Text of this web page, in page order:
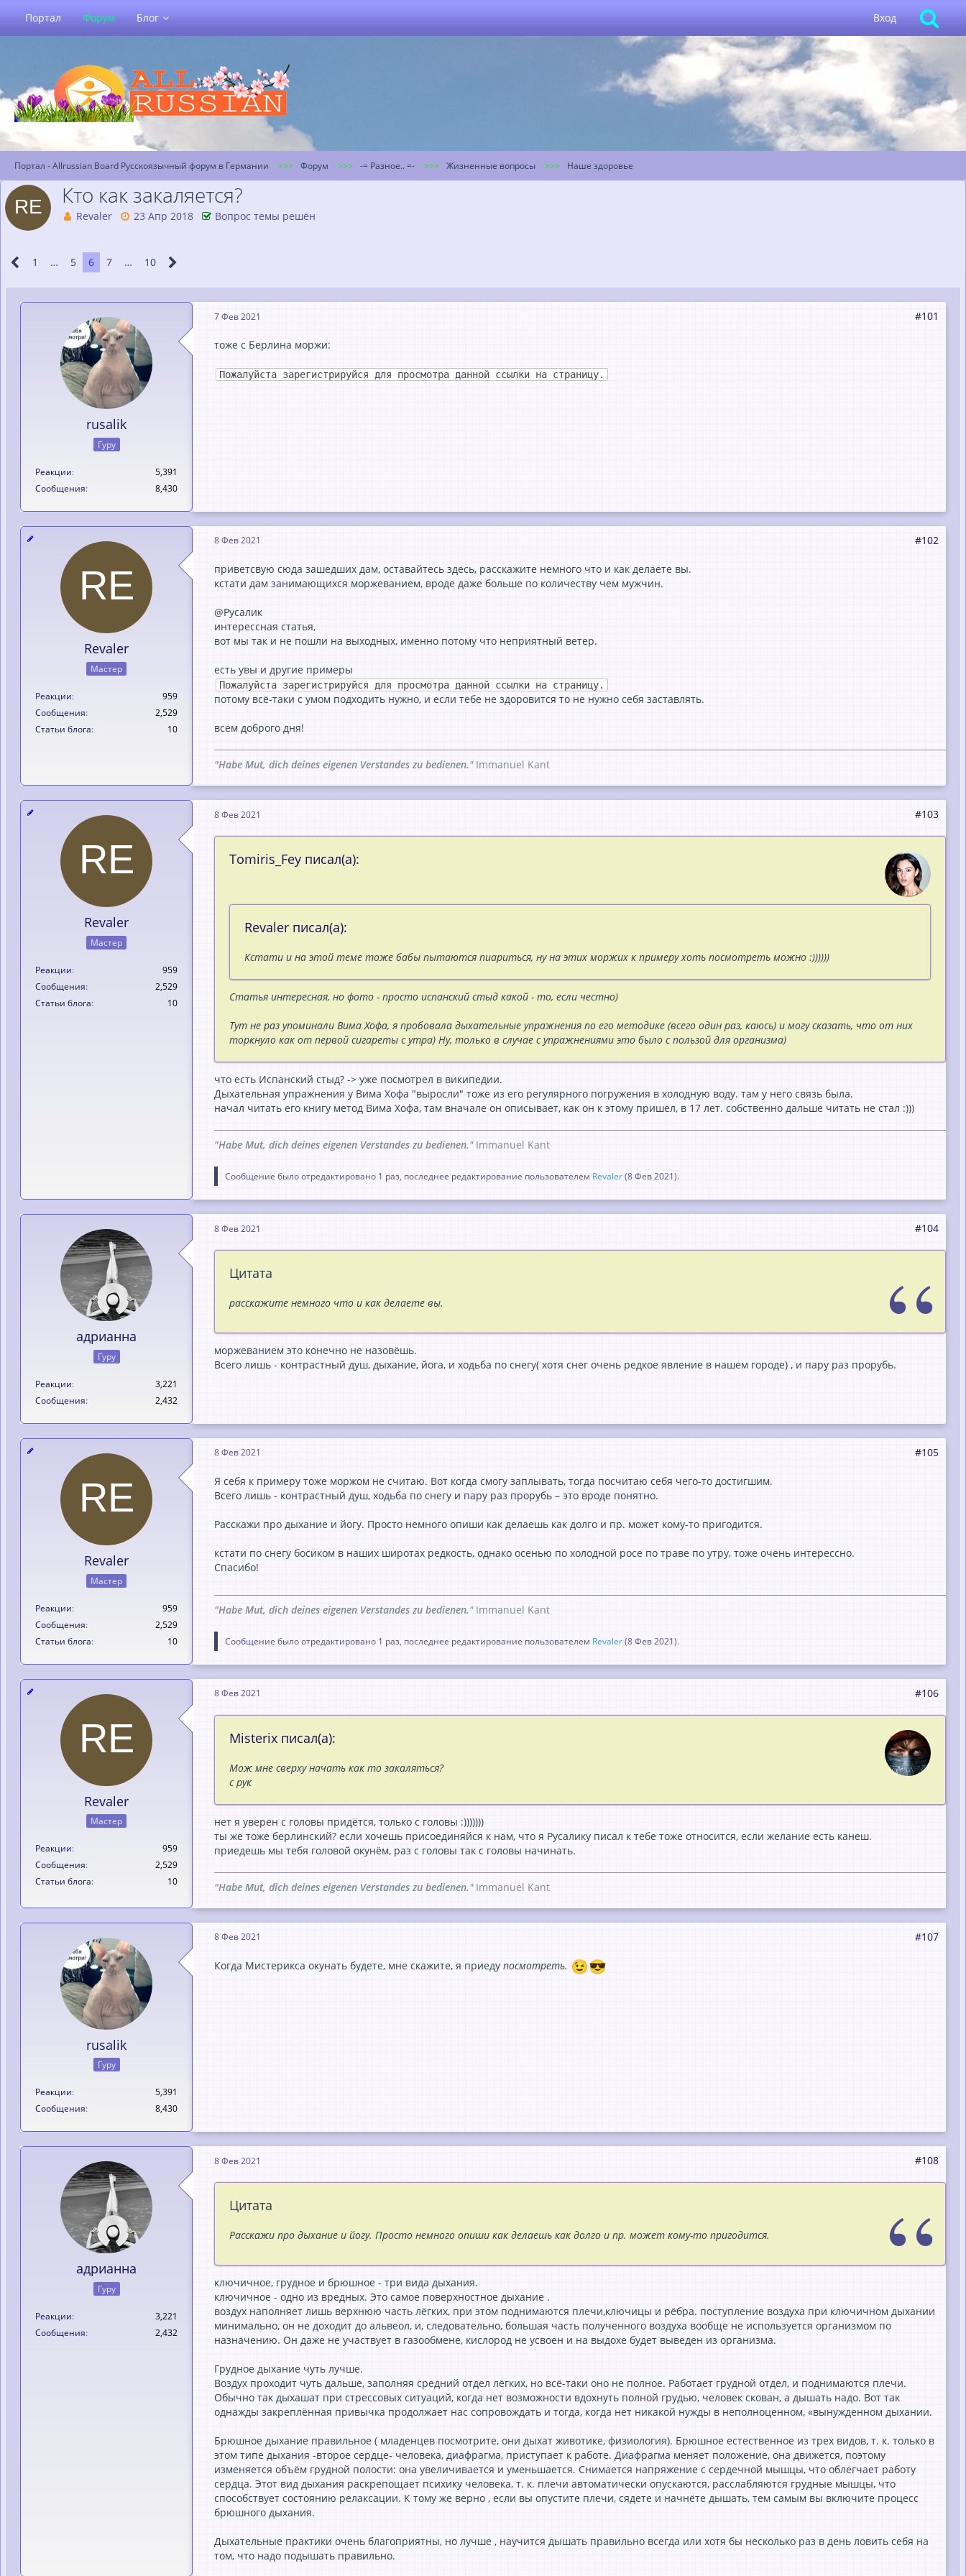
Портал Форум Блог Вход
Портал - Allrussian Board Русскоязычный форум в Германии Форум -= Разное.. =- Жизненные вопросы Наше здоровье
Кто как закаляется?
Revaler 23 Апр 2018 Вопрос темы решён
1 … 5 6 7 … 10
rusalik
Гуру
Реакции
5,391
Сообщения
8,430
7 Фев 2021 #101
тоже с Берлина моржи:
Пожалуйста зарегистрируйся для просмотра данной ссылки на страницу.
Revaler
Мастер
Реакции
959
Сообщения
2,529
Статьи блога
10
8 Фев 2021 #102
приветсвую сюда зашедших дам, оставайтесь здесь, расскажите немного что и как делаете вы.
кстати дам занимающихся моржеванием, вроде даже больше по количеству чем мужчин.
@Русалик
интерессная статья,
вот мы так и не пошли на выходных, именно потому что неприятный ветер.
есть увы и другие примеры
Пожалуйста зарегистрируйся для просмотра данной ссылки на страницу.
потому всё-таки с умом подходить нужно, и если тебе не здоровится то не нужно себя заставлять.
всем доброго дня!
"Habe Mut, dich deines eigenen Verstandes zu bedienen." Immanuel Kant
Revaler
Мастер
Реакции
959
Сообщения
2,529
Статьи блога
10
8 Фев 2021 #103
Tomiris_Fey писал(а):
Revaler писал(а):
Кстати и на этой теме тоже бабы пытаются пиариться, ну на этих моржих к примеру хоть посмотреть можно :))))))
Статья интересная, но фото - просто испанский стыд какой - то, если честно)
Тут не раз упоминали Вима Хофа, я пробовала дыхательные упражнения по его методике (всего один раз, каюсь) и могу сказать, что от них
торкнуло как от первой сигареты с утра) Ну, только в случае с упражнениями это было с пользой для организма)
что есть Испанский стыд? -> уже посмотрел в википедии.
Дыхательная упражнения у Вима Хофа "выросли" тоже из его регулярного погружения в холодную воду. там у него связь была.
начал читать его книгу метод Вима Хофа, там вначале он описывает, как он к этому пришёл, в 17 лет. собственно дальше читать не стал :)))
"Habe Mut, dich deines eigenen Verstandes zu bedienen." Immanuel Kant
Сообщение было отредактировано 1 раз, последнее редактирование пользователем Revaler(8 Фев 2021).
адрианна
Гуру
Реакции
3,221
Сообщения
2,432
8 Фев 2021 #104
Цитата
расскажите немного что и как делаете вы.
моржеванием это конечно не назовёшь.
Всего лишь - контрастный душ, дыхание, йога, и ходьба по снегу( хотя снег очень редкое явление в нашем городе) , и пару раз прорубь.
Revaler
Мастер
Реакции
959
Сообщения
2,529
Статьи блога
10
8 Фев 2021 #105
Я себя к примеру тоже моржом не считаю. Вот когда смогу заплывать, тогда посчитаю себя чего-то достигшим.
Всего лишь - контрастный душ, ходьба по снегу и пару раз прорубь – это вроде понятно.
Расскажи про дыхание и йогу. Просто немного опиши как делаешь как долго и пр. может кому-то пригодится.
кстати по снегу босиком в наших широтах редкость, однако осенью по холодной росе по траве по утру, тоже очень интерессно.
Спасибо!
"Habe Mut, dich deines eigenen Verstandes zu bedienen." Immanuel Kant
Сообщение было отредактировано 1 раз, последнее редактирование пользователем Revaler(8 Фев 2021).
Revaler
Мастер
Реакции
959
Сообщения
2,529
Статьи блога
10
8 Фев 2021 #106
Misterix писал(а):
Мож мне сверху начать как то закаляться?
с рук
нет я уверен с головы придётся, только с головы :)))))))
ты же тоже берлинский? если хочешь присоединяйся к нам, что я Русалику писал к тебе тоже относится, если желание есть канеш.
приедешь мы тебя головой окунём, раз с головы так с головы начинать.
"Habe Mut, dich deines eigenen Verstandes zu bedienen." Immanuel Kant
rusalik
Гуру
Реакции
5,391
Сообщения
8,430
8 Фев 2021 #107
Когда Мистерикса окунать будете, мне скажите, я приеду посмотреть.
адрианна
Гуру
Реакции
3,221
Сообщения
2,432
8 Фев 2021 #108
Цитата
Расскажи про дыхание и йогу. Просто немного опиши как делаешь как долго и пр. может кому-то пригодится.
ключичное, грудное и брюшное - три вида дыхания.
ключичное - одно из вредных. Это самое поверхностное дыхание .
воздух наполняет лишь верхнюю часть лёгких, при этом поднимаются плечи,ключицы и рёбра. поступление воздуха при ключичном дыхании
минимально, он не доходит до альвеол, и, следовательно, большая часть полученного воздуха вообще не используется организмом по
назначению. Он даже не участвует в газообмене, кислород не усвоен и на выдохе будет выведен из организма.
Грудное дыхание чуть лучше.
Воздух проходит чуть дальше, заполняя средний отдел лёгких, но всё-таки оно не полное. Работает грудной отдел, и поднимаются плечи.
Обычно так дыхашат при стрессовых ситуаций, когда нет возможности вдохнуть полной грудью, человек скован, а дышать надо. Вот так
однажды закреплённая привычка продолжает нас сопровождать и тогда, когда нет никакой нужды в неполноценном, «вынужденном дыхании.
Брюшное дыхание правильное ( младенцев посмотрите, они дыхат животике, физиология). Брюшное естественное из трех видов, т. к. только в
этом типе дыхания -второе сердце- человека, диафрагма, приступает к работе. Диафрагма меняет положение, она движется, поэтому
изменяется объём грудной полости: она увеличивается и уменьшается. Снимается напряжение с сердечной мышцы, что облегчает работу
сердца. Этот вид дыхания раскрепощает психику человека, т. к. плечи автоматически опускаются, расслабляются грудные мышцы, что
способствует состоянию релаксации. К тому же верно , если вы опустите плечи, сядете и начнёте дышать, тем самым вы включите процесс
брюшного дыхания.
Дыхательные практики очень благоприятны, но лучше , научится дышать правильно всегда или хотя бы несколько раз в день ловить себя на
том, что надо подышать правильно.